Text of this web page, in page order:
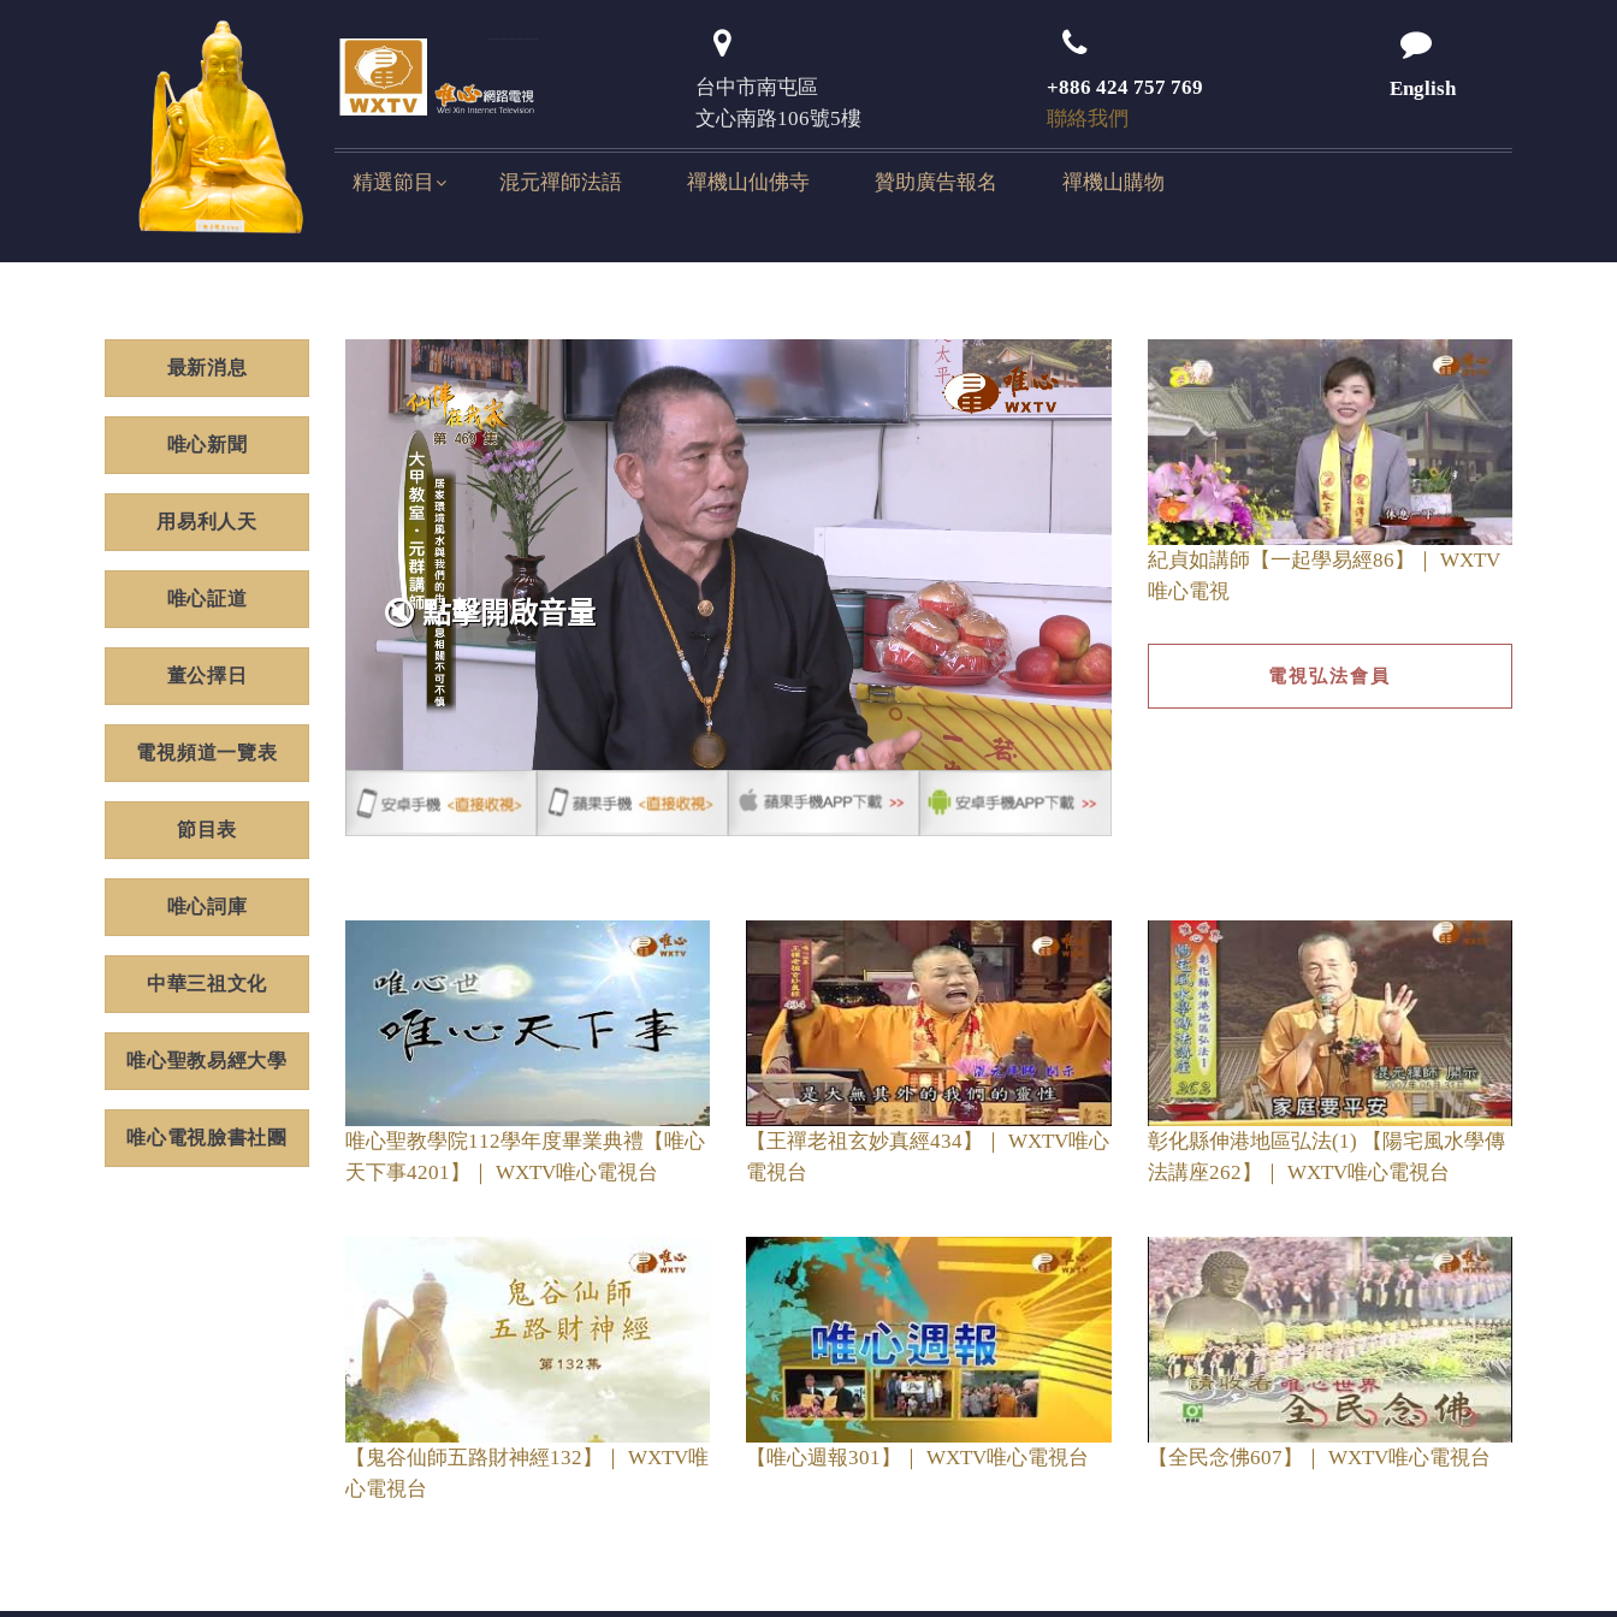
台中市南屯區
文心南路106號5樓
+886 424 757 769
聯絡我們
English
精選節目 混元禪師法語 禪機山仙佛寺 贊助廣告報名 禪機山購物
最新消息
唯心新聞
用易利人天
唯心証道
董公擇日
電視頻道一覽表
節目表
唯心詞庫
中華三祖文化
唯心聖教易經大學
唯心電視臉書社團
紀貞如講師【一起學易經86】｜ WXTV
唯心電視
電視弘法會員
唯心聖教學院112學年度畢業典禮【唯心
天下事4201】｜ WXTV唯心電視台
【王禪老祖玄妙真經434】｜ WXTV唯心
電視台
彰化縣伸港地區弘法(1) 【陽宅風水學傳
法講座262】｜ WXTV唯心電視台
【鬼谷仙師五路財神經132】｜ WXTV唯
心電視台
【唯心週報301】｜ WXTV唯心電視台 【全民念佛607】｜ WXTV唯心電視台